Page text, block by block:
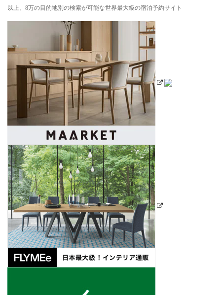
以上、8万の目的地別の検索が可能な世界最大級の宿泊予約サイト